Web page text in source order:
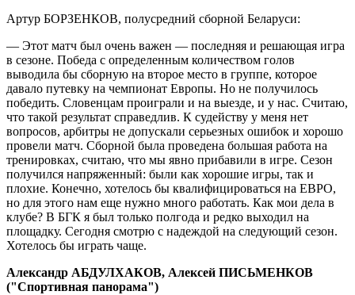
Артур БОРЗЕНКОВ, полусредний сборной Беларуси:
— Этот матч был очень важен — последняя и решающая игра
в сезоне. Победа с определенным количеством голов
выводила бы сборную на второе место в группе, которое
давало путевку на чемпионат Европы. Но не получилось
победить. Словенцам проиграли и на выезде, и у нас. Считаю,
что такой результат справедлив. К судейству у меня нет
вопросов, арбитры не допускали серьезных ошибок и хорошо
провели матч. Сборной была проведена большая работа на
тренировках, считаю, что мы явно прибавили в игре. Сезон
получился напряженный: были как хорошие игры, так и
плохие. Конечно, хотелось бы квалифицироваться на ЕВРО,
но для этого нам еще нужно много работать. Как мои дела в
клубе? В БГК я был только полгода и редко выходил на
площадку. Сегодня смотрю с надеждой на следующий сезон.
Хотелось бы играть чаще.
Александр АБДУЛХАКОВ, Алексей ПИСЬМЕНКОВ
("Спортивная панорама")